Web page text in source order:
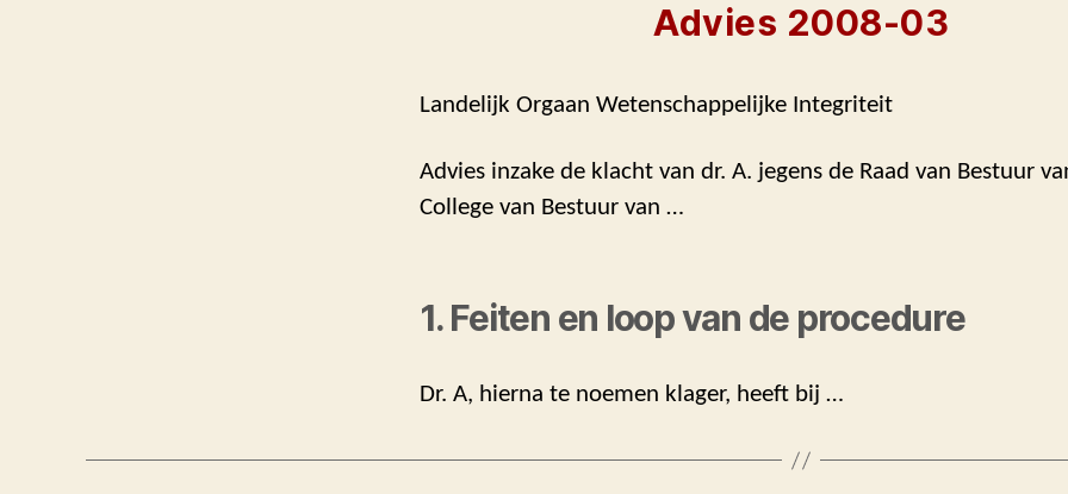
Advies 2008-03
Landelijk Orgaan Wetenschappelijke Integriteit
Advies inzake de klacht van dr. A. jegens de Raad van Bestuur
College van Bestuur van …
1. Feiten en loop van de procedure
Dr. A, hierna te noemen klager, heeft bij …